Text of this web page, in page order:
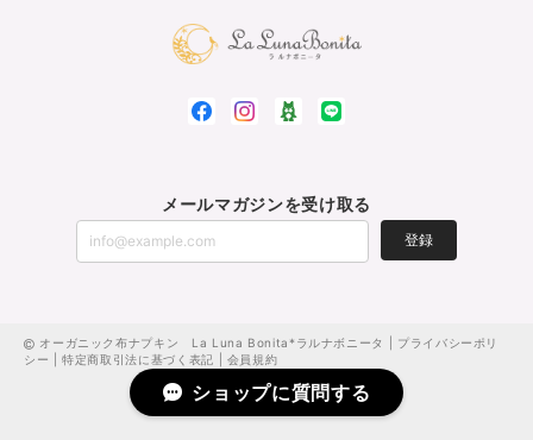
メールマガジンを受け取る
登録
オーガニック布ナプキン La Luna Bonita*ラルナボニータ | プライバシーポリ
シー
|特定商取引法に基づく表記 会員規約
ショップに質問する